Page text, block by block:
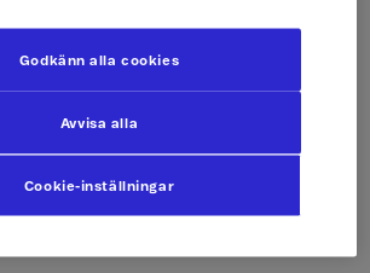
Cookie-inställningar
Avvisa alla
Godkänn alla cookies